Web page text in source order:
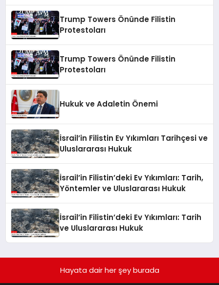
Trump Towers Önünde Filistin
Protestoları
Trump Towers Önünde Filistin
Protestoları
Hukuk ve Adaletin Önemi
İsrail’in Filistin Ev Yıkımları Tarihçesi ve
Uluslararası Hukuk
İsrail’in Filistin’deki Ev Yıkımları: Tarih,
Yöntemler ve Uluslararası Hukuk
İsrail’in Filistin’deki Ev Yıkımları: Tarih
ve Uluslararası Hukuk
Hayata dair her şey burada